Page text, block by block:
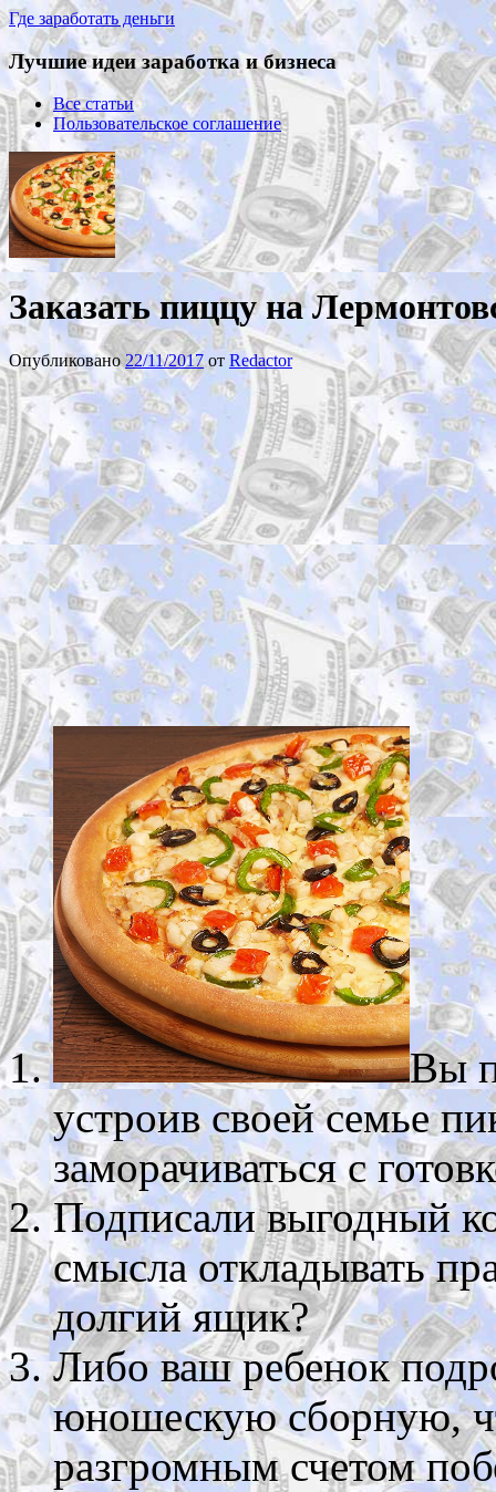
Где заработать деньги
Лучшие идеи заработка и бизнеса
Все статьи
Пользовательское соглашение
Заказать пиццу на
Опубликовано 22/11/2017 от Redactor
Вы
устроив своей семье
заморачиваться с
Подписали выгодный
смысла откладывать
долгий ящик?
Либо ваш ребенок
юношескую сборную,
разгромным счетом